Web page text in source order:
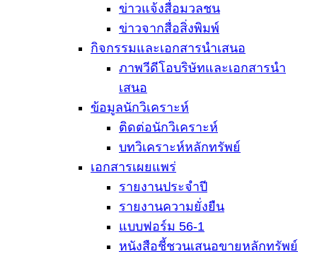
ข่าวแจ้งสื่อมวลชน
ข่าวจากสื่อสิ่งพิมพ์
กิจกรรมและเอกสารนำเสนอ
ภาพวีดีโอบริษัทและเอกสารนำ
เสนอ
ข้อมูลนักวิเคราะห์
ติดต่อนักวิเคราะห์
บทวิเคราะห์หลักทรัพย์
เอกสารเผยแพร่
รายงานประจำปี
รายงานความยั่งยืน
แบบฟอร์ม 56-1
หนังสือชี้ชวนเสนอขายหลักทรัพย์